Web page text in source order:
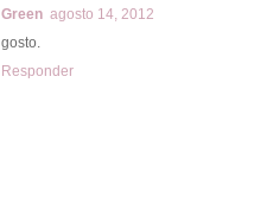
Green agosto 14, 2012
gosto.
Responder